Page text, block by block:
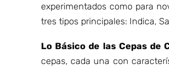
experimentados como para
tres tipos principales: Indica,
Lo Básico de las Cepas de
cepas, cada una con